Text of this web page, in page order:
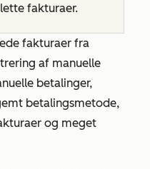
fakturaer.
fakturaer fra
af manuelle
betalinger,
betalingsmetode,
og meget